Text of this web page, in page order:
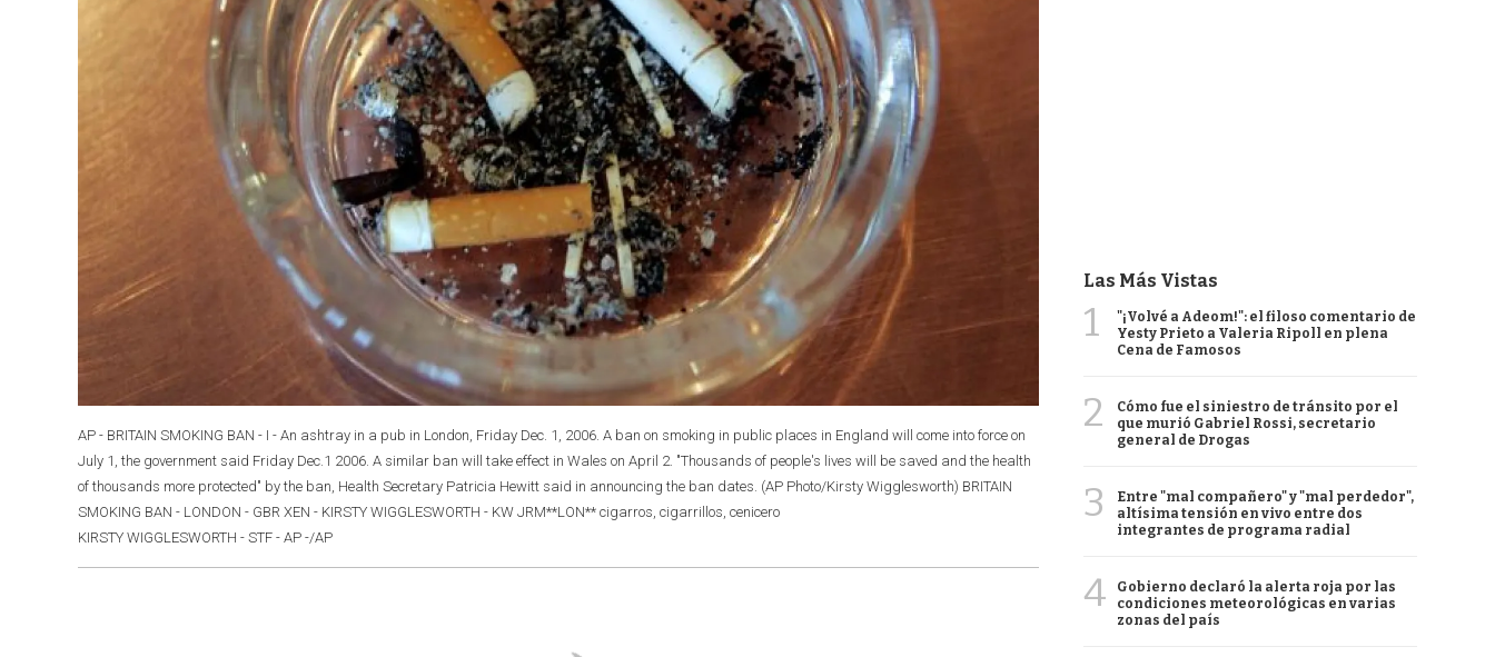
AP - BRITAIN SMOKING BAN - I - An ashtray in a pub in London, Friday Dec. 1, 2006. A ban on smoking in public places in England will come into force on
July 1, the government said Friday Dec.1 2006. A similar ban will take effect in Wales on April 2. "Thousands of people's lives will be saved and the health
of thousands more protected" by the ban, Health Secretary Patricia Hewitt said in announcing the ban dates. (AP Photo/Kirsty Wigglesworth) BRITAIN
SMOKING BAN - LONDON - GBR XEN - KIRSTY WIGGLESWORTH - KW JRM**LON** cigarros, cigarrillos, cenicero
KIRSTY WIGGLESWORTH - STF - AP -/AP
Las Más Vistas
1
"¡Volvé a Adeom!": el filoso comentario de
Yesty Prieto a Valeria Ripoll en plena
Cena de Famosos
2
Cómo fue el siniestro de tránsito por el
que murió Gabriel Rossi, secretario
general de Drogas
3
Entre "mal compañero" y "mal perdedor",
altísima tensión en vivo entre dos
integrantes de programa radial
4
Gobierno declaró la alerta roja por las
condiciones meteorológicas en varias
zonas del país